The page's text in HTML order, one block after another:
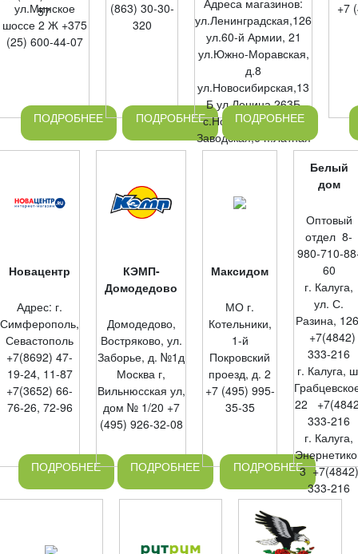
57
ул.Минское
шоссе 2 Ж +375
(25) 600-44-07
ПОДРОБНЕЕ
(863) 30-30-
320
ПОДРОБНЕЕ
ул.Ленинградская,126
ул.60-й Армии, 21
ул.Южно-Моравская,
д.8
ул.Новосибирская,13
Б ул.Ленина,263Б
с.Новая Усмань ул.
Заводская,6 п.Латная
ПОДРОБНЕЕ
+7
Новацентр
Адрес: г.
Симферополь,
Севастополь
+7(8692) 47-
19-24, 11-87
+7(3652) 66-
76-26, 72-96
ПОДРОБНЕЕ
КЭМП-
Домодедово
Домодедово,
Востряково, ул.
Заборье, д. №1д
Москва г,
Вильнюсская ул,
дом № 1/20 +7
(495) 926-32-08
ПОДРОБНЕЕ
Максидом
МО г.
Котельники,
1-й
Покровский
проезд, д. 2
+7 (495) 995-
35-35
ПОДРОБНЕЕ
Белый
дом
Оптовый
отдел 8-
980-710-
60
г. Калуга,
ул. С.
Разина,
+7(4842)
333-216
г. Калуга,
22
333-216
г. Калуга,
3 +7(4842)
333-216